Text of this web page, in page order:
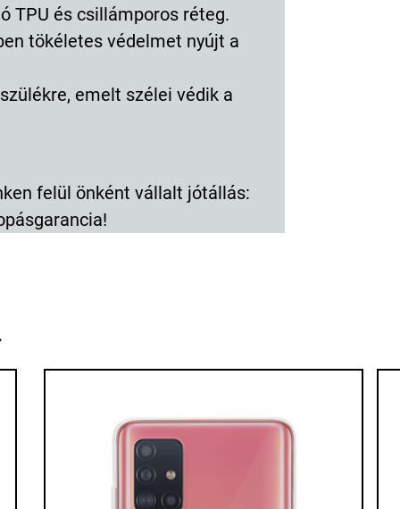
TPU és csillámporos réteg.
tökéletes védelmet nyújt a
emelt szélei védik a
felül önként vállalt jótállás: